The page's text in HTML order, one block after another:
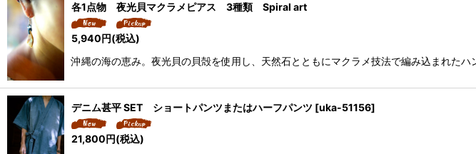
各1点物 夜光貝マクラメピアス 3種類 Spiral art
5,940円(税込)
沖縄の海の恵み。夜光貝の貝殻を使用し、天然石とともにマクラメ技法で編み込まれた
デニム甚平 SET ショートパンツまたはハーフパンツ [uka-51156]
21,800円(税込)